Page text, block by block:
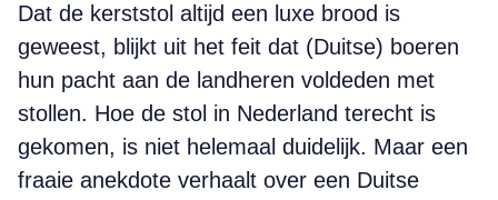
Dat de kerststol altijd een luxe brood is
geweest, blijkt uit het feit dat (Duitse) boeren
hun pacht aan de landheren voldeden met
stollen. Hoe de stol in Nederland terecht is
gekomen, is niet helemaal duidelijk. Maar een
fraaie anekdote verhaalt over een Duitse